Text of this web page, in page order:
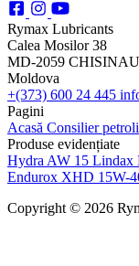
Rymax Lubricants
Calea Mosilor 38
MD-2059 CHISINAU
Moldova
+(373) 600 24 445
Pagini
Acasă Consilier
Produse evidențiate
Hydra AW 15 Lindax
Endurox XHD 15W-
Copyright © 2026